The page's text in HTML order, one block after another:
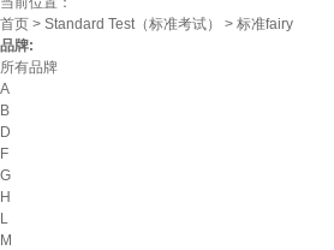
首页 > Standard Test（标准考试）
> 标准fairy
品牌:
所有品牌
A
B
D
F
G
H
L
M